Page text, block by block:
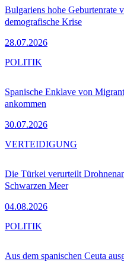
Bulgariens hohe Geburtenrate
demografische Krise
28.07.2026
Spanische Enklave von
ankommen
30.07.2026
POLITIK
Die Türkei verurteilt
Schwarzen Meer
04.08.2026
VERTEIDIGUNG
Aus dem spanischen Ceuta
POLITIK